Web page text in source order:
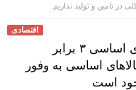
اقتصادی
توزیع کالاهای اساسی ۳ برابر
اساسی به وفور
است